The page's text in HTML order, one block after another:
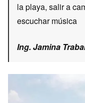
la playa, salir a
escuchar música
Ing. Jamina